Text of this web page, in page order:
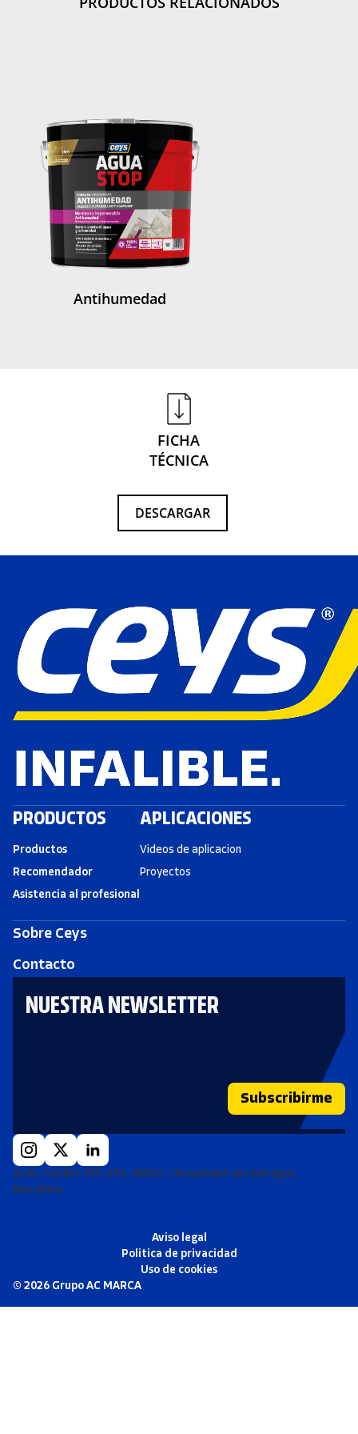
Antihumedad
FICHA
TÉCNICA
DESCARGAR
PRODUCTOS
Productos
Recomendador
Asistencia al profesional
APLICACIONES
Videos de aplicacion
Proyectos
Sobre Ceys
Contacto
NUESTRA NEWSLETTER
Subscribirme
Avda. Carrilet 293-297, 08907, L'Hospitalet de Llobregat,
Barcelona
Aviso legal
Politica de privacidad
Uso de cookies
© 2026 Grupo AC MARCA